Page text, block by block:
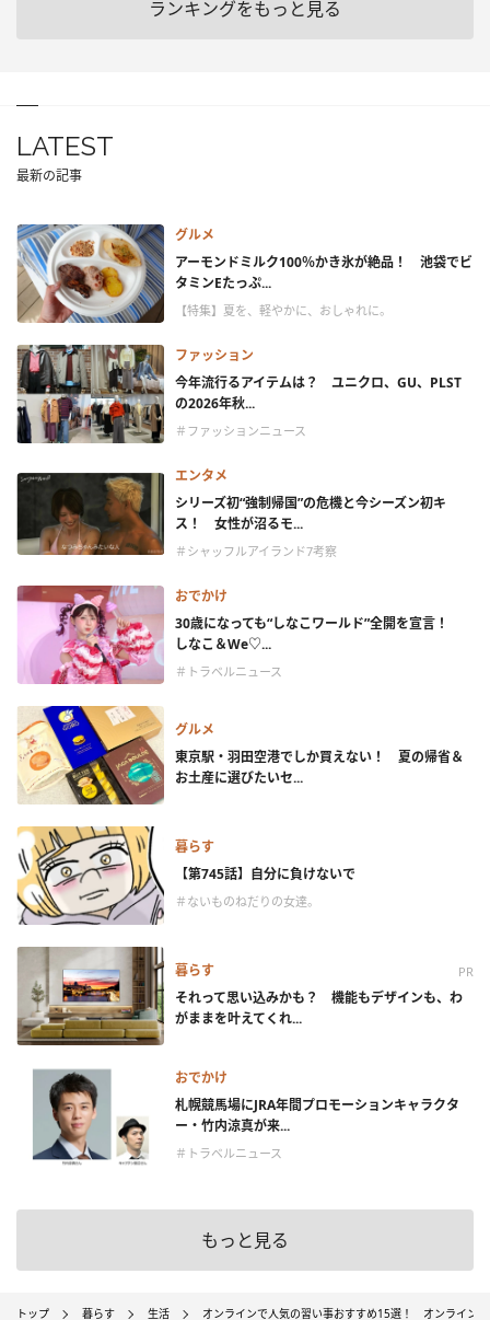
ランキングをもっと見る
LATEST
最新の記事
グルメ
アーモンドミルク100％かき氷が絶品！ 池袋でビ
タミンEたっぷ...
【特集】夏を、軽やかに、おしゃれに。
ファッション
今年流行るアイテムは？ ユニクロ、GU、PLST
の2026年秋...
＃ファッションニュース
エンタメ
シリーズ初“強制帰国”の危機と今シーズン初キ
ス！ 女性が沼るモ...
＃シャッフルアイランド7考察
おでかけ
30歳になっても“しなこワールド”全開を宣言！
しなこ＆We♡...
＃トラベルニュース
グルメ
東京駅・羽田空港でしか買えない！ 夏の帰省＆
お土産に選びたいセ...
暮らす
【第745話】自分に負けないで
＃ないものねだりの女達。
暮らす PR
それって思い込みかも？ 機能もデザインも、わ
がままを叶えてくれ...
おでかけ
札幌競馬場にJRA年間プロモーションキャラクタ
ー・竹内涼真が来...
＃トラベルニュース
もっと見る
トップ 暮らす 生活 オンラインで人気の習い事おすすめ15選！ オンライン